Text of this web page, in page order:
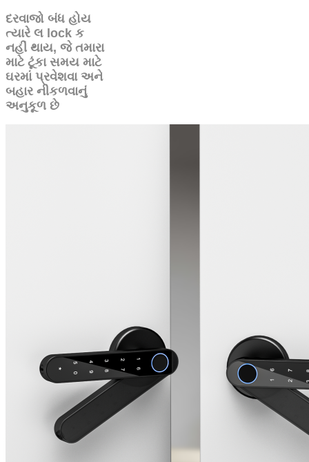
દરવાજો બંધ હોય
ત્યારે લ lock ક
નહીં થાય, જે તમારા
માટે ટૂંકા સમય માટે
ઘરમાં પ્રવેશવા અને
બહાર નીકળવાનું
અનુકૂળ છે